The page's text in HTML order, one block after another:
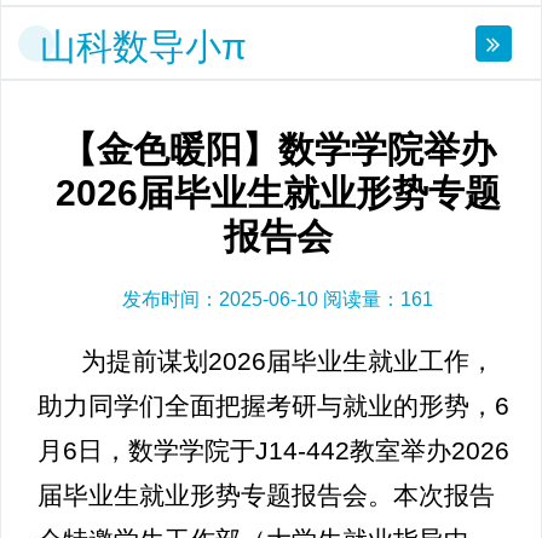
山科数导小π
【金色暖阳】数学学院举办
2026届毕业生就业形势专题
报告会
发布时间：2025-06-10 阅读量： 161
为提前谋划2026届毕业生就业工作，
助力同学们全面把握考研与就业的形势，6
月6日，数学学院于J14-442教室举办2026
届毕业生就业形势专题报告会。本次报告